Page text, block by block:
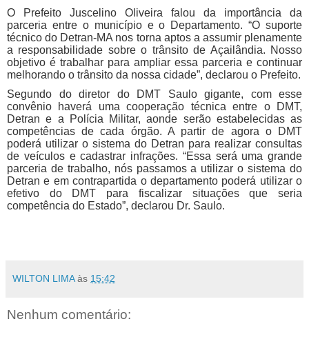
O Prefeito Juscelino Oliveira falou da importância da
parceria entre o município e o Departamento. “O suporte
técnico do Detran-MA nos torna aptos a assumir plenamente
a responsabilidade sobre o trânsito de Açailândia. Nosso
objetivo é trabalhar para ampliar essa parceria e continuar
melhorando o trânsito da nossa cidade”, declarou o Prefeito.
Segundo do diretor do DMT Saulo gigante, com esse
convênio haverá uma cooperação técnica entre o DMT,
Detran e a Polícia Militar, aonde serão estabelecidas as
competências de cada órgão. A partir de agora o DMT
poderá utilizar o sistema do Detran para realizar consultas
de veículos e cadastrar infrações. “Essa será uma grande
parceria de trabalho, nós passamos a utilizar o sistema do
Detran e em contrapartida o departamento poderá utilizar o
efetivo do DMT para fiscalizar situações que seria
competência do Estado”, declarou Dr. Saulo.
WILTON LIMA às 15:42
Nenhum comentário: